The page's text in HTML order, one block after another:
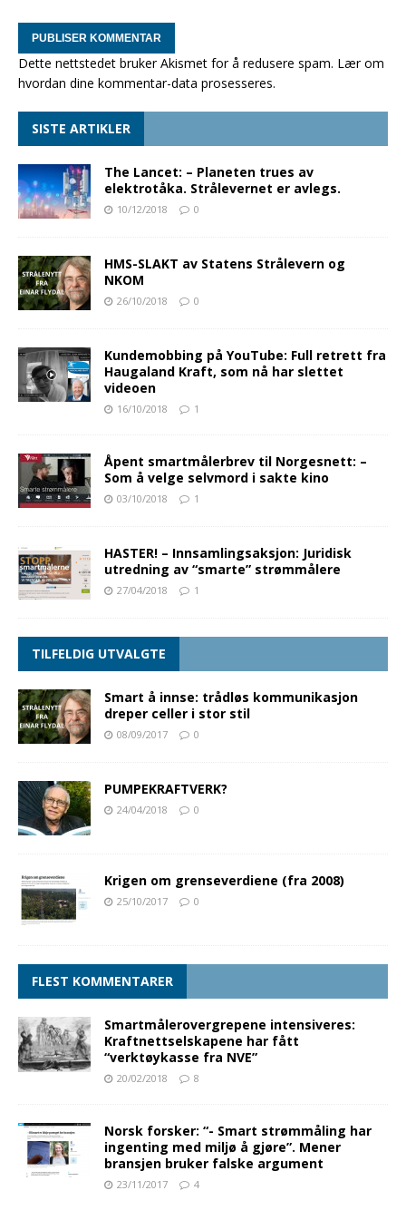
Dette nettstedet bruker Akismet for å redusere spam. Lær om
hvordan dine kommentar-data prosesseres.
SISTE ARTIKLER
The Lancet: – Planeten trues av
elektrotåka. Strålevernet er avlegs.
10/12/2018 0
HMS-SLAKT av Statens Strålevern og
NKOM
26/10/2018 0
Kundemobbing på YouTube: Full retrett fra
Haugaland Kraft, som nå har slettet
videoen
16/10/2018 1
Åpent smartmålerbrev til Norgesnett: –
Som å velge selvmord i sakte kino
03/10/2018 1
HASTER! – Innsamlingsaksjon: Juridisk
utredning av “smarte” strømmålere
27/04/2018 1
TILFELDIG UTVALGTE
Smart å innse: trådløs kommunikasjon
dreper celler i stor stil
08/09/2017 0
PUMPEKRAFTVERK?
24/04/2018 0
Krigen om grenseverdiene (fra 2008)
25/10/2017 0
FLEST KOMMENTARER
Smartmålerovergrepene intensiveres:
Kraftnettselskapene har fått
“verktøykasse fra NVE”
20/02/2018 8
Norsk forsker: “- Smart strømmåling har
ingenting med miljø å gjøre”. Mener
bransjen bruker falske argument
23/11/2017 4